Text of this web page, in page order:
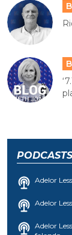
PODCASTS
Adelor
Adelor
Adelor